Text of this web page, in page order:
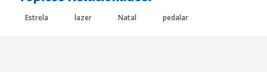
Estrela lazer Natal pedalar